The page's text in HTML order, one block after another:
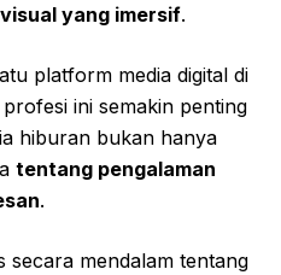
yang imersif.
platform media digital di
ini semakin penting
hiburan bukan hanya
tentang pengalaman
.
secara mendalam tentang